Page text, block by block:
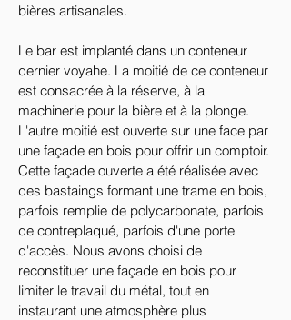
bières artisanales.
Le bar est implanté dans un conteneur
dernier voyahe. La moitié de ce conteneur
est consacrée à la réserve, à la
machinerie pour la bière et à la plonge.
L'autre moitié est ouverte sur une face par
une façade en bois pour offrir un comptoir.
Cette façade ouverte a été réalisée avec
des bastaings formant une trame en bois,
parfois remplie de polycarbonate, parfois
de contreplaqué, parfois d'une porte
d'accès. Nous avons choisi de
reconstituer une façade en bois pour
limiter le travail du métal, tout en
instaurant une atmosphère plus